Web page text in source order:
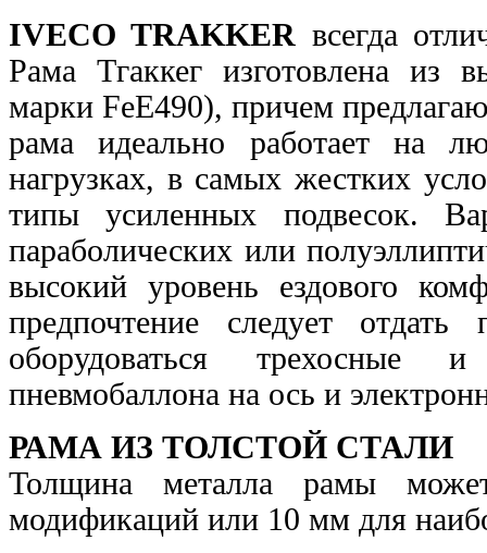
IVECO TRAKKER всегда
Рама Тгаккег изготовлена из
марки FеЕ490), причем
рама идеально работает на
нагрузках, в самых жестких
типы усиленных подвесок.
параболических или
высокий уровень ездового
предпочтение следует отдать
оборудоваться трехосные
пневмобаллона на ось и
РАМА ИЗ ТОЛСТОЙ СТАЛИ
Толщина металла рамы
модификаций или 10 мм для